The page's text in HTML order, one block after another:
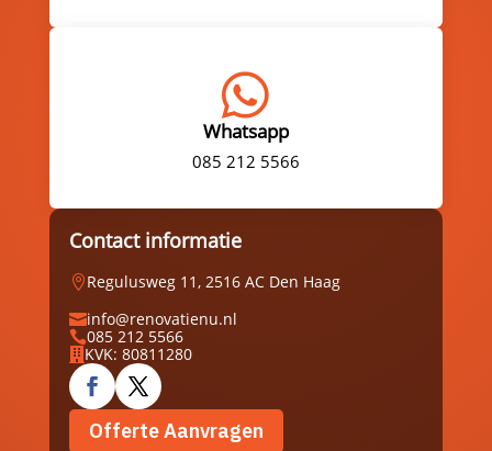

Whatsapp
085 212 5566
Contact informatie
Regulusweg 11, 2516 AC Den Haag
info@renovatienu.nl
085 212 5566
 KVK: 80811280
Offerte Aanvragen